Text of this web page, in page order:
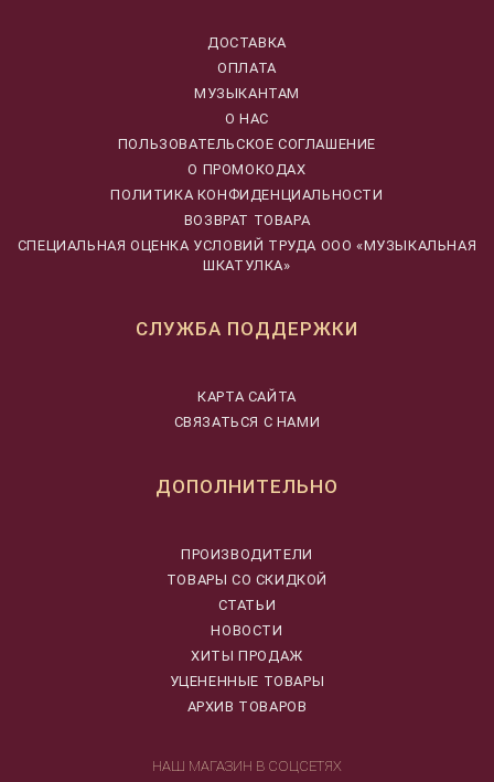
ДОСТАВКА
ОПЛАТА
МУЗЫКАНТАМ
О НАС
ПОЛЬЗОВАТЕЛЬСКОЕ СОГЛАШЕНИЕ
О ПРОМОКОДАХ
ПОЛИТИКА КОНФИДЕНЦИАЛЬНОСТИ
ВОЗВРАТ ТОВАРА
CПЕЦИАЛЬНАЯ ОЦЕНКА УСЛОВИЙ ТРУДА ООО «МУЗЫКАЛЬНАЯ
ШКАТУЛКА»
СЛУЖБА ПОДДЕРЖКИ
КАРТА САЙТА
СВЯЗАТЬСЯ С НАМИ
ДОПОЛНИТЕЛЬНО
ПРОИЗВОДИТЕЛИ
ТОВАРЫ СО СКИДКОЙ
СТАТЬИ
НОВОСТИ
ХИТЫ ПРОДАЖ
УЦЕНЕННЫЕ ТОВАРЫ
АРХИВ ТОВАРОВ
НАШ МАГАЗИН В СОЦСЕТЯХ